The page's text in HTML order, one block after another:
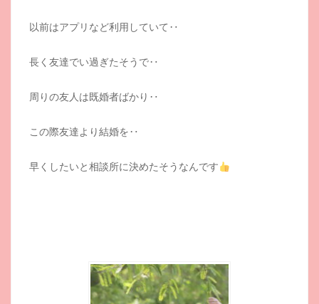
以前はアプリなど利用していて‥
長く友達でい過ぎたそうで‥
周りの友人は既婚者ばかり‥
この際友達より結婚を‥
早くしたいと相談所に決めたそうなんです